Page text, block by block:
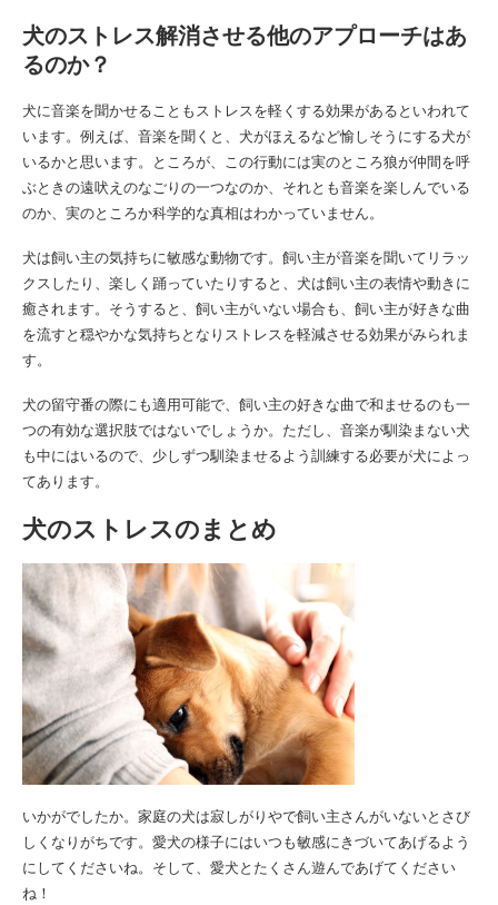
犬のストレス解消させる他のアプローチはあ
るのか？
犬に音楽を聞かせることもストレスを軽くする効果があるといわれて
います。例えば、音楽を聞くと、犬がほえるなど愉しそうにする犬が
いるかと思います。ところが、この行動には実のところ狼が仲間を呼
ぶときの遠吠えのなごりの一つなのか、それとも音楽を楽しんでいる
のか、実のところか科学的な真相はわかっていません。
犬は飼い主の気持ちに敏感な動物です。飼い主が音楽を聞いてリラッ
クスしたり、楽しく踊っていたりすると、犬は飼い主の表情や動きに
癒されます。そうすると、飼い主がいない場合も、飼い主が好きな曲
を流すと穏やかな気持ちとなりストレスを軽減させる効果がみられま
す。
犬の留守番の際にも適用可能で、飼い主の好きな曲で和ませるのも一
つの有効な選択肢ではないでしょうか。ただし、音楽が馴染まない犬
も中にはいるので、少しずつ馴染ませるよう訓練する必要が犬によっ
てあります。
犬のストレスのまとめ
いかがでしたか。家庭の犬は寂しがりやで飼い主さんがいないとさび
しくなりがちです。愛犬の様子にはいつも敏感にきづいてあげるよう
にしてくださいね。そして、愛犬とたくさん遊んであげてください
ね！